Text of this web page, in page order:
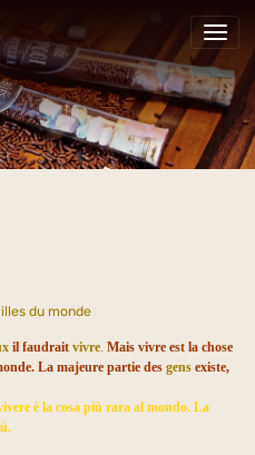
du monde
il faudrait vivre Mais vivre est la chose
La majeure partie des gens existe,
è la cosa più rara al mondo. La